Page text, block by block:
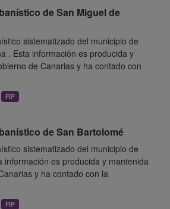
de San Miguel de
sistematizado del municipio de
. Esta información es producida y
de Canarias y ha contado con
FIP
de San Bartolomé
sistematizado del municipio de
información es producida y mantenida
y ha contado con la
FIP